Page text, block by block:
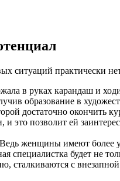
ситуаций практически
в руках карандаш и
образование в
достаточно окончить
это позволит ей
женщины имеют более
специалистка будет не
сталкиваются с